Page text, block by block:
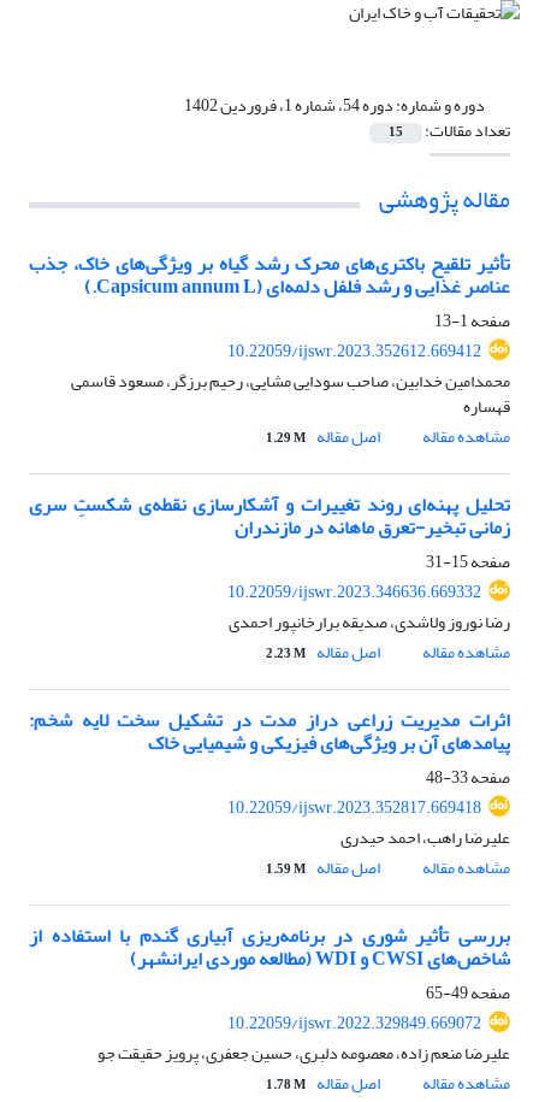
دوره و شماره:دوره 54، شماره 1، فروردین 1402
تعداد مقالات: 15
مقاله پژوهشی
تأثیر تلقیح باکتری‌های محرک رشد گیاه بر ویژگی‌های خاک، جذب
عناصر غذایی و رشد فلفل دلمه‌ای (Capsicum annum L.)
صفحه1-13
10.22059/ijswr.2023.352612.669412
محمدامین خدابین، صاحب سودایی مشایی، رحیم برزگر، مسعود قاسمی
قهساره
مشاهده مقاله
اصل مقاله 1.29 M
تحلیل پهنه‌ای روند تغییرات و آشکارسازی نقطه‌ی شکستِ سری
زمانی تبخیر-تعرق ماهانه در مازندران
صفحه15-31
10.22059/ijswr.2023.346636.669332
رضا نوروز ولاشدی، صدیقه برارخانپور احمدی
مشاهده مقاله
اصل مقاله 2.23 M
اثرات مدیریت زراعی دراز مدت در تشکیل سخت لایه شخم:
پیامدهای آن بر ویژگی‌های فیزیکی و شیمیایی خاک
صفحه33-48
10.22059/ijswr.2023.352817.669418
علیرضا راهب، احمد حیدری
مشاهده مقاله
اصل مقاله 1.59 M
بررسی تأثیر شوری در برنامه‌ریزی آبیاری گندم با استفاده از
شاخص‌های CWSI و WDI (مطالعه موردی ایرانشهر)
صفحه49-65
10.22059/ijswr.2022.329849.669072
علیرضا منعم زاده، معصومه دلبری، حسین جعفری، پرویز حقیقت جو
مشاهده مقاله
اصل مقاله 1.78 M